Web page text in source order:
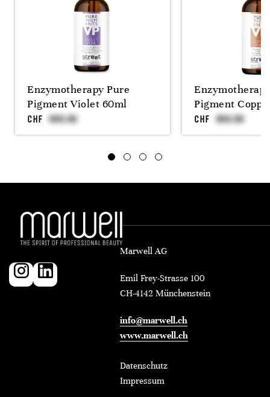
Enzymotherapy Pure
Pigment Violet 60ml
CHF
Pigment
CHF
Marwell AG
Emil Frey-Strasse 100
CH-4142 Münchenstein
info@marwell.ch
www.marwell.ch
Datenschutz
Impressum